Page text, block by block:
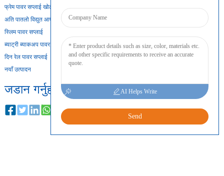
फ्रेम पावर सप्लाई खोल्नुहोस्
अति पातलो विद्युत आपूर्ति
स्लिम पावर सप्लाई
ब्याट्री ब्याकअप पावर सप्लाई
दिन रेल पावर सप्लाई
नयाँ उत्पादन
जडान गर्नुहोस् AI Helps Write
Send